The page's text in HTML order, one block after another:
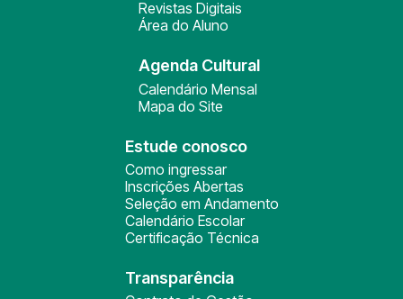
Revistas Digitais
Área do Aluno
Agenda Cultural
Calendário Mensal
Mapa do Site
Estude conosco
Como ingressar
Inscrições Abertas
Seleção em Andamento
Calendário Escolar
Certificação Técnica
Transparência